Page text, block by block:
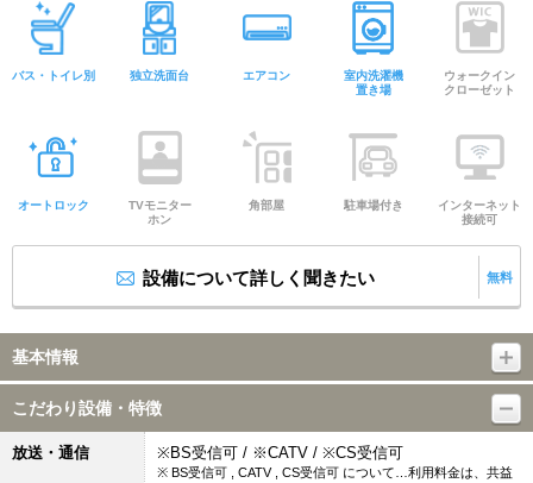
バス・トイレ別 独立洗面台 エアコン
室内洗濯機
置き場
ウォークイン
クローゼット
オートロック
TVモニター
ホン
角部屋 駐車場付き
インターネット
接続可
設備について詳しく聞きたい 無料
基本情報
こだわり設備・特徴
放送・通信 ※BS受信可 / ※CATV / ※CS受信可
※ BS受信可 , CATV , CS受信可 について…利用料金は、共益